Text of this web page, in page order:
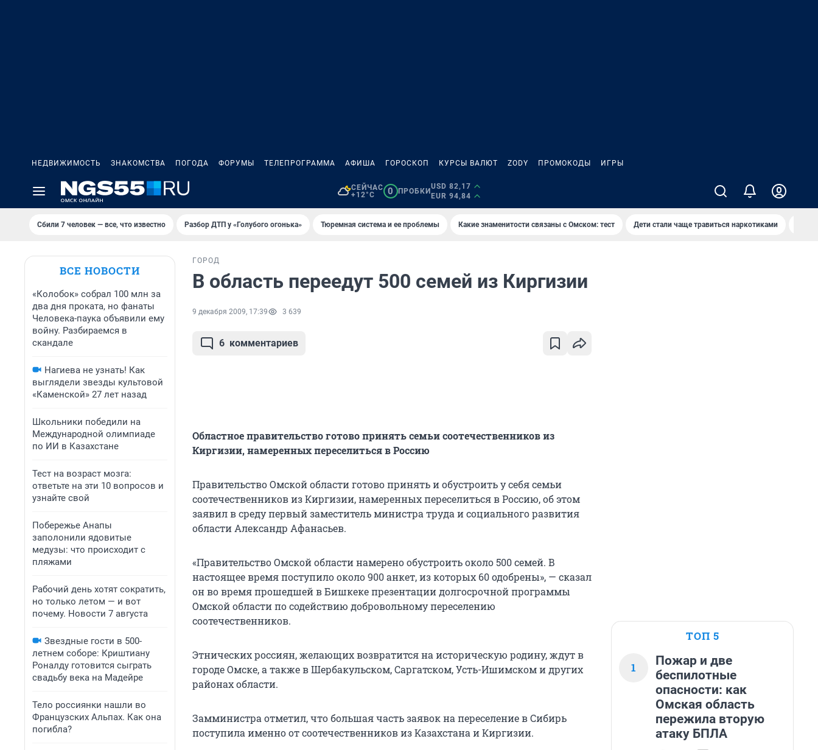
НЕДВИЖИМОСТЬ ЗНАКОМСТВА ПОГОДА ФОРУМЫ ТЕЛЕПРОГРАММА АФИША ГОРОСКОП КУРСЫ ВАЛЮТ ZODY ПРОМОКОДЫ ИГРЫ
СЕЙЧАС
+12°C
0 ПРОБКИ
USD 82,17
EUR 94,84
Сбили 7 человек — все, что известно Разбор ДТП у «Голубого огонька» Тюремная система и ее проблемы Какие знаменитости связаны с Омском: тест Дети стали чаще травиться наркотиками
ВСЕ НОВОСТИ
«Колобок» собрал 100 млн за
два дня проката, но фанаты
Человека-паука объявили ему
войну. Разбираемся в
скандале
Нагиева не узнать! Как
выглядели звезды культовой
«Каменской» 27 лет назад
Школьники победили на
Международной олимпиаде
по ИИ в Казахстане
Тест на возраст мозга:
ответьте на эти 10 вопросов и
узнайте свой
Побережье Анапы
заполонили ядовитые
медузы: что происходит с
пляжами
Рабочий день хотят сократить,
но только летом — и вот
почему. Новости 7 августа
Звездные гости в 500-
летнем соборе: Криштиану
Роналду готовится сыграть
свадьбу века на Мадейре
Тело россиянки нашли во
Французских Альпах. Как она
погибла?
ГОРОД
В область переедут 500 семей из Киргизии
9 декабря 2009, 17:39 3 639
6 комментариев
Областное правительство готово принять семьи соотечественников из
Киргизии, намеренных переселиться в Россию
Правительство Омской области готово принять и обустроить у себя семьи
соотечественников из Киргизии, намеренных переселиться в Россию, об этом
заявил в среду первый заместитель министра труда и социального развития
области Александр Афанасьев.
«Правительство Омской области намерено обустроить около 500 семей. В
настоящее время поступило около 900 анкет, из которых 60 одобрены», — сказал
он во время прошедшей в Бишкеке презентации долгосрочной программы
Омской области по содействию добровольному переселению
соотечественников.
Этнических россиян, желающих возвратится на историческую родину, ждут в
городе Омске, а также в Шербакульском, Саргатском, Усть-Ишимском и других
районах области.
Замминистра отметил, что большая часть заявок на переселение в Сибирь
поступила именно от соотечественников из Казахстана и Киргизии.
ТОП 5
1
Пожар и две
беспилотные
опасности: как
Омская область
пережила вторую
атаку БПЛА